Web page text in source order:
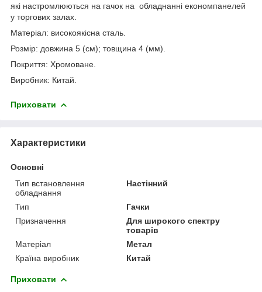
які настромлюються на гачок на обладнанні економпанелей
у торгових залах.
Матеріал: високоякісна сталь.
Розмір: довжина 5 (см); товщина 4 (мм).
Покриття: Хромоване.
Виробник: Китай.
Приховати
Характеристики
Основні
Тип встановлення
обладнання
Настінний
Тип
Гачки
Призначення
Для широкого спектру
товарів
Матеріал
Метал
Країна виробник
Китай
Приховати